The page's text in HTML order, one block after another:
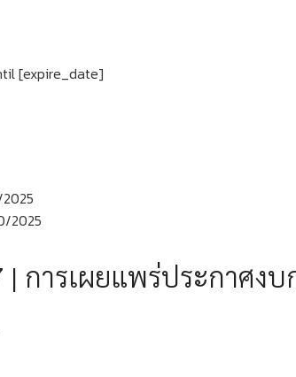
[expire_date]
2025
การเผยแพร่ประกาศง